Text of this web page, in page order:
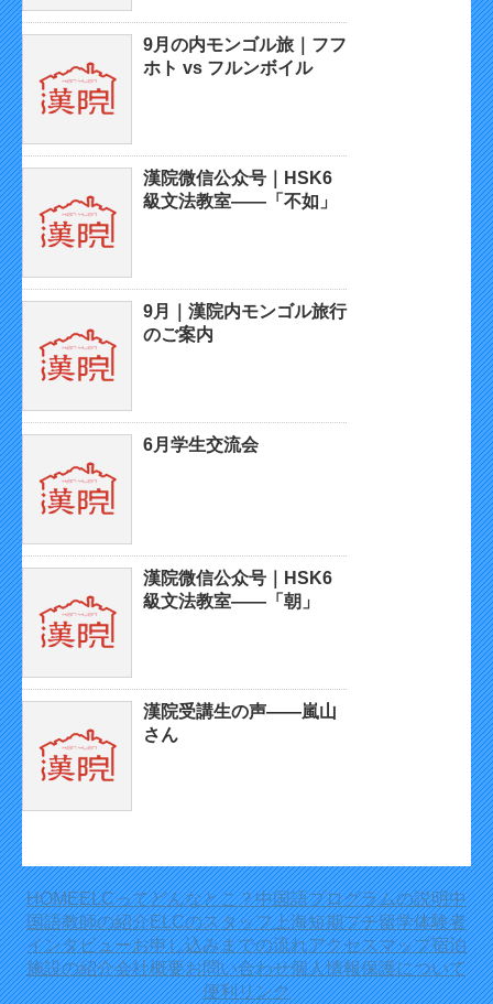
9月の内モンゴル旅｜フフ
ホト vs フルンボイル
漢院微信公众号｜HSK6
級文法教室——「不如」
9月｜漢院内モンゴル旅行
のご案内
6月学生交流会
漢院微信公众号｜HSK6
級文法教室——「朝」
漢院受講生の声——嵐山
さん
HOMEELCってどんなとこ？中国語プログラムの説明中
国語教師の紹介ELCのスタッフ上海短期プチ留学体験者
インタビューお申し込みまでの流れアクセスマップ宿泊
施設の紹介会社概要お問い合わせ個人情報保護について
便利リンク